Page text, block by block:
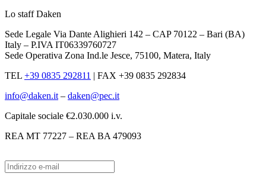
Lo staff Daken
Sede Legale Via Dante Alighieri 142 – CAP 70122 – Bari (BA)
Italy – P.IVA IT06339760727
Sede Operativa Zona Ind.le Jesce, 75100, Matera, Italy
TEL +39 0835 292811 | FAX +39 0835 292834
info@daken.it – daken@pec.it
Capitale sociale €2.030.000 i.v.
REA MT 77227 – REA BA 479093